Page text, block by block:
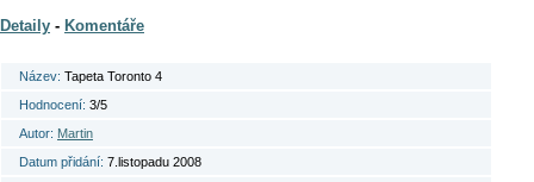
Detaily - Komentáře
Název: Tapeta Toronto 4
Hodnocení: 3/5
Autor: Martin
Datum přidání: 7.listopadu 2008